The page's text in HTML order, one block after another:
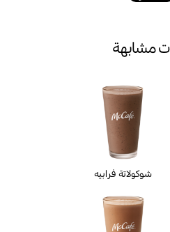
مشابهة
شوكولاتة فرابيه